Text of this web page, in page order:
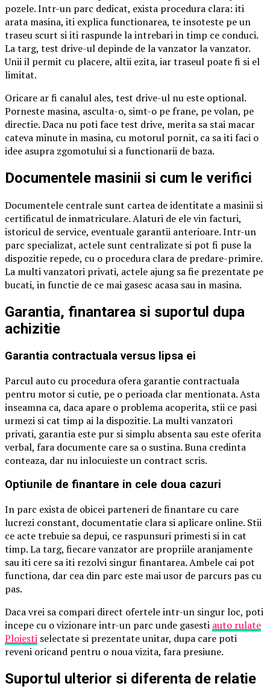
pozele. Intr-un parc dedicat, exista procedura clara: iti
arata masina, iti explica functionarea, te insoteste pe un
traseu scurt si iti raspunde la intrebari in timp ce conduci.
La targ, test drive-ul depinde de la vanzator la vanzator.
Unii il permit cu placere, altii ezita, iar traseul poate fi si el
limitat.
Oricare ar fi canalul ales, test drive-ul nu este optional.
Porneste masina, asculta-o, simt-o pe frane, pe volan, pe
directie. Daca nu poti face test drive, merita sa stai macar
cateva minute in masina, cu motorul pornit, ca sa iti faci o
idee asupra zgomotului si a functionarii de baza.
Documentele masinii si cum le verifici
Documentele centrale sunt cartea de identitate a masinii si
certificatul de inmatriculare. Alaturi de ele vin facturi,
istoricul de service, eventuale garantii anterioare. Intr-un
parc specializat, actele sunt centralizate si pot fi puse la
dispozitie repede, cu o procedura clara de predare-primire.
La multi vanzatori privati, actele ajung sa fie prezentate pe
bucati, in functie de ce mai gasesc acasa sau in masina.
Garantia, finantarea si suportul dupa
achizitie
Garantia contractuala versus lipsa ei
Parcul auto cu procedura ofera garantie contractuala
pentru motor si cutie, pe o perioada clar mentionata. Asta
inseamna ca, daca apare o problema acoperita, stii ce pasi
urmezi si cat timp ai la dispozitie. La multi vanzatori
privati, garantia este pur si simplu absenta sau este oferita
verbal, fara documente care sa o sustina. Buna credinta
conteaza, dar nu inlocuieste un contract scris.
Optiunile de finantare in cele doua cazuri
In parc exista de obicei parteneri de finantare cu care
lucrezi constant, documentatie clara si aplicare online. Stii
ce acte trebuie sa depui, ce raspunsuri primesti si in cat
timp. La targ, fiecare vanzator are propriile aranjamente
sau iti cere sa iti rezolvi singur finantarea. Ambele cai pot
functiona, dar cea din parc este mai usor de parcurs pas cu
pas.
Daca vrei sa compari direct ofertele intr-un singur loc, poti
incepe cu o vizionare intr-un parc unde gasesti auto rulate
Ploiesti selectate si prezentate unitar, dupa care poti
reveni oricand pentru o noua vizita, fara presiune.
Suportul ulterior si diferenta de relatie